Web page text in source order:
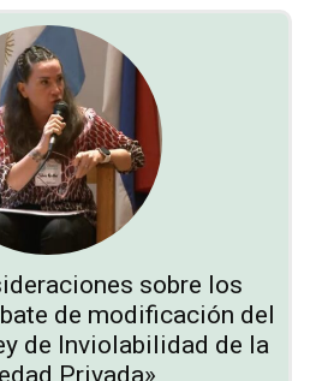
sobre los
de modificación del
de Inviolabilidad de la
Privada»